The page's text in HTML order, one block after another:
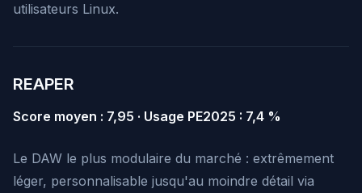
utilisateurs Linux.
REAPER
Score moyen : 7,95 · Usage PE2025 : 7,4 %
Le DAW le plus modulaire du marché : extrêmement
léger, personnalisable jusqu'au moindre détail via